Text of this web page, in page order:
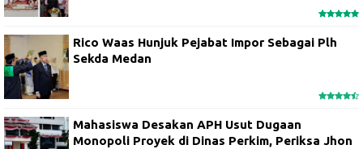
Rico Waas Hunjuk Pejabat Impor Sebagai Plh
Sekda Medan
Mahasiswa Desakan APH Usut Dugaan
Monopoli Proyek di Dinas Perkim, Periksa Jhon